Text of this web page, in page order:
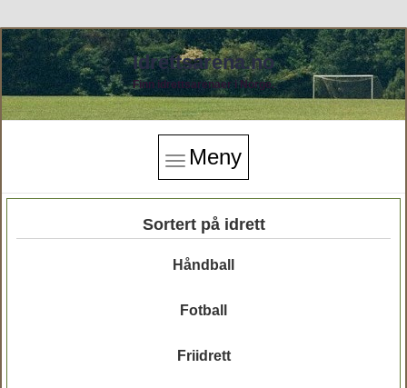
Idrettsarena.no
Finn idrettsarenaer i Norge.
Meny
Sortert på idrett
Håndball
Fotball
Friidrett